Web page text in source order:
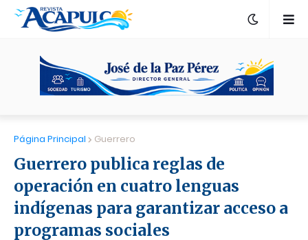
Página Principal Guerrero
Guerrero publica reglas de
operación en cuatro lenguas
indígenas para garantizar acceso a
programas sociales